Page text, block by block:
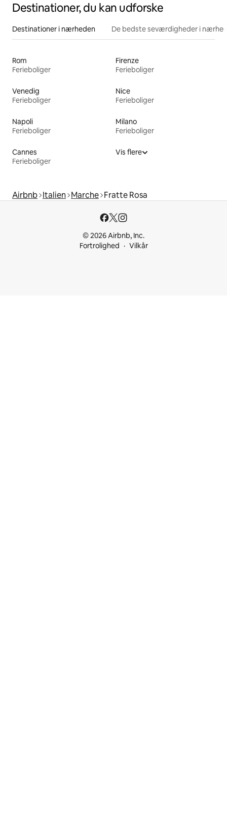
Destinationer, du kan udforske
Destinationer i nærheden De bedste seværdigheder i
Rom
Ferieboliger
Firenze
Ferieboliger
Venedig
Ferieboliger
Nice
Ferieboliger
Napoli
Ferieboliger
Milano
Ferieboliger
Cannes
Ferieboliger
Vis flere
Airbnb Italien Marche Fratte Rosa
© 2026 Airbnb, Inc.
Fortrolighed
Vilkår